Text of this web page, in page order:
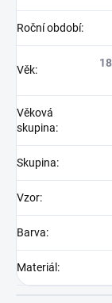
Roční období:
Věk:
Věková
skupina:
Skupina:
Vzor:
Barva:
Materiál :